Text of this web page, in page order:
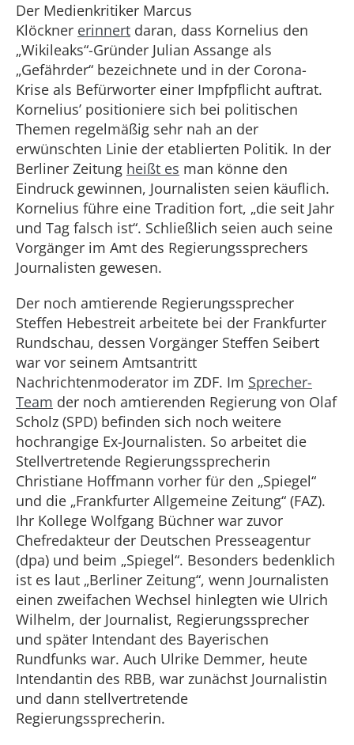
Der Medienkritiker Marcus
Klöckner erinnert daran, dass Kornelius den
„Wikileaks“-Gründer Julian Assange als
„Gefährder“ bezeichnete und in der Corona-
Krise als Befürworter einer Impfpflicht auftrat.
Kornelius’ positioniere sich bei politischen
Themen regelmäßig sehr nah an der
erwünschten Linie der etablierten Politik. In der
Berliner Zeitung heißt es man könne den
Eindruck gewinnen, Journalisten seien käuflich.
Kornelius führe eine Tradition fort, „die seit Jahr
und Tag falsch ist“. Schließlich seien auch seine
Vorgänger im Amt des Regierungssprechers
Journalisten gewesen.
Der noch amtierende Regierungssprecher
Steffen Hebestreit arbeitete bei der Frankfurter
Rundschau, dessen Vorgänger Steffen Seibert
war vor seinem Amtsantritt
Nachrichtenmoderator im ZDF. Im Sprecher-
Team der noch amtierenden Regierung von Olaf
Scholz (SPD) befinden sich noch weitere
hochrangige Ex-Journalisten. So arbeitet die
Stellvertretende Regierungssprecherin
Christiane Hoffmann vorher für den „Spiegel“
und die „Frankfurter Allgemeine Zeitung“ (FAZ).
Ihr Kollege Wolfgang Büchner war zuvor
Chefredakteur der Deutschen Presseagentur
(dpa) und beim „Spiegel“. Besonders bedenklich
ist es laut „Berliner Zeitung“, wenn Journalisten
einen zweifachen Wechsel hinlegten wie Ulrich
Wilhelm, der Journalist, Regierungssprecher
und später Intendant des Bayerischen
Rundfunks war. Auch Ulrike Demmer, heute
Intendantin des RBB, war zunächst Journalistin
und dann stellvertretende
Regierungssprecherin.